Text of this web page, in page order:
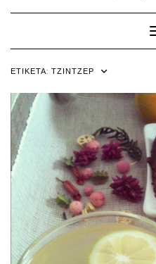
ΕΤΙΚΈΤΑ: ΤΖΊΝΤΖΕΡ